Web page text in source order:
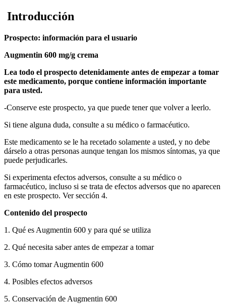
Introducción
Prospecto: información para el usuario
Augmentin 600 mg/g crema
Lea todo el prospecto detenidamente antes de empezar a tomar
este medicamento, porque contiene información importante
para usted.
-Conserve este prospecto, ya que puede tener que volver a leerlo.
Si tiene alguna duda, consulte a su médico o farmacéutico.
Este medicamento se le ha recetado solamente a usted, y no debe
dárselo a otras personas aunque tengan los mismos síntomas, ya que
puede perjudicarles.
Si experimenta efectos adversos, consulte a su médico o
farmacéutico, incluso si se trata de efectos adversos que no aparecen
en este prospecto. Ver sección 4.
Contenido del prospecto
1. Qué es Augmentin 600 y para qué se utiliza
2. Qué necesita saber antes de empezar a tomar
3. Cómo tomar Augmentin 600
4. Posibles efectos adversos
5. Conservación de Augmentin 600